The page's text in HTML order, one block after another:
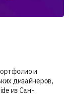
и
дизайнеров,
из Сан-